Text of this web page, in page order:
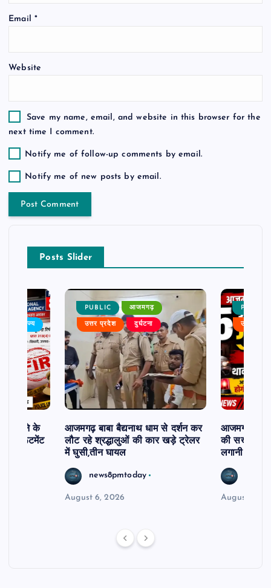
Email *
Website
Save my name, email, and website in this browser for the
next time I comment.
Notify me of follow-up comments by email.
Notify me of new posts by email.
Posts Slider
राज्य
दिलाने के
रिक्रूटमेंट
PUBLIC आजमगढ़
उत्तर प्रदेश दुर्घटना
आजमगढ़ बाबा बैद्यनाथ धाम से दर्शन कर
लौट रहे श्रद्धालुओं की कार खड़े ट्रेलर
में घुसी,तीन घायल
news8pmtoday
August 6, 2026
PUBLIC
उत्तर
आजमगढ़ में 5
की सख्त
लगानी होगी
August 5,